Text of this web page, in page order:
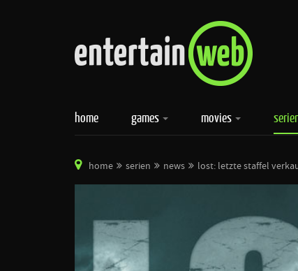
home games movies
home serien news lost: letzte staffel